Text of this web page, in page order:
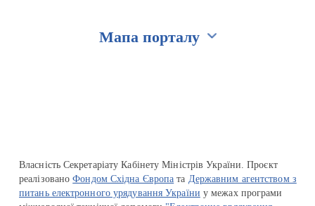
Мапа порталу
Власність Секретаріату Кабінету Міністрів України. Проєкт
реалізованоФондом Східна Європа та Державним агентством з
питань електронного урядування України у межах програми